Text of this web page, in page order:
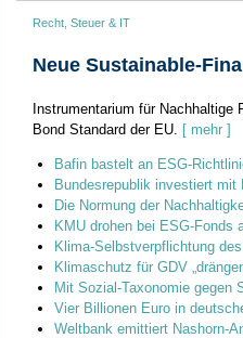
Recht, Steuer & IT
Neue Sustainable-
Instrumentarium für Nachhaltige
Bond Standard der EU. [ mehr ]
Bafin bastelt an ESG-
Bundesrepublik investiert
Die Normung der
KMU drohen bei ESG-Fonds
Klima-Selbstverpflichtung
Klimaschutz für GDV
Mit Sozial-Taxonomie gegen
Vier Billionen Euro in
Weltbank emittiert Nashorn-